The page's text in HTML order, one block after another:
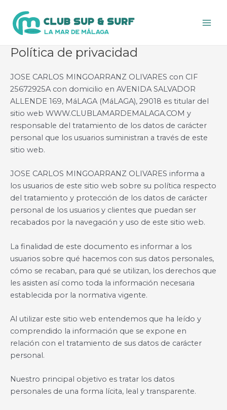
contenido
Política de privacidad
JOSE CARLOS MINGOARRANZ OLIVARES con CIF
25672925A con domicilio en AVENIDA SALVADOR
ALLENDE 169, MáLAGA (MáLAGA), 29018 es titular del
sitio web WWW.CLUBLAMARDEMALAGA.COM y
responsable del tratamiento de los datos de carácter
personal que los usuarios suministran a través de este
sitio web.
JOSE CARLOS MINGOARRANZ OLIVARES informa a
los usuarios de este sitio web sobre su política respecto
del tratamiento y protección de los datos de carácter
personal de los usuarios y clientes que puedan ser
recabados por la navegación y uso de este sitio web.
La finalidad de este documento es informar a los
usuarios sobre qué hacemos con sus datos personales,
cómo se recaban, para qué se utilizan, los derechos que
les asisten así como toda la información necesaria
establecida por la normativa vigente.
Al utilizar este sitio web entendemos que ha leído y
comprendido la información que se expone en
relación con el tratamiento de sus datos de carácter
personal.
Nuestro principal objetivo es tratar los datos
personales de una forma lícita, leal y transparente.